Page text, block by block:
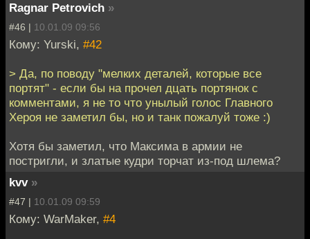
Ragnar Petrovich »
#46 | 10.01.09 09:56
Кому: Yurski, #42
> Да, по поводу "мелких деталей, которые все
портят" - если бы на прочел дцать портянок с
комментами, я не то что унылый голос Главного
Хероя не заметил бы, но и танк пожалуй тоже :)
Хотя бы заметил, что Максима в армии не
постригли, и златые кудри торчат из-под шлема?
kvv »
#47 | 10.01.09 09:59
Кому: WarMaker, #4